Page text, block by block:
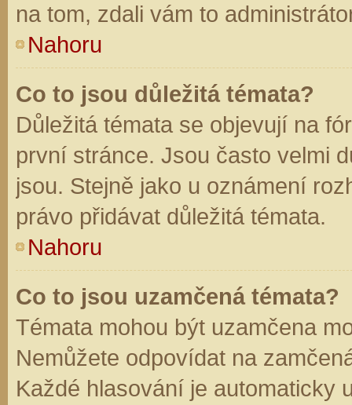
na tom, zdali vám to
Nahoru
Co to jsou důležitá témata?
Důležitá témata se objevují na
první stránce. Jsou často velmi
jsou. Stejně jako u oznámení
právo přidávat důležitá témata.
Nahoru
Co to jsou uzamčená témata?
Témata mohou být uzamčena
Nemůžete odpovídat na
Každé hlasování je automaticky